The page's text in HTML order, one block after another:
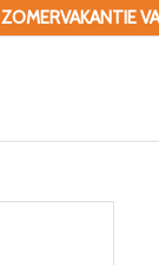
ZOMERVAKANTIE